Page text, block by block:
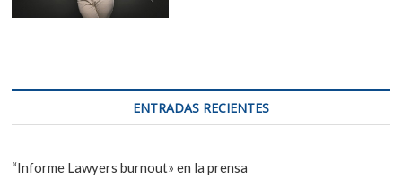
ENTRADAS RECIENTES
“Informe Lawyers burnout» en la prensa